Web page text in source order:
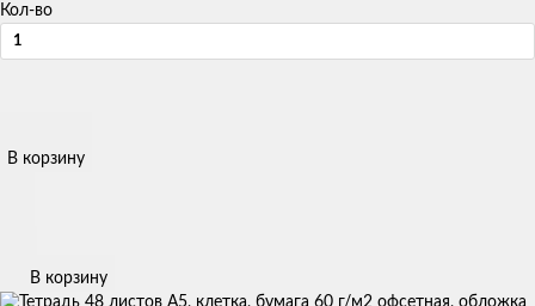
Кол-во
В корзину
В корзину